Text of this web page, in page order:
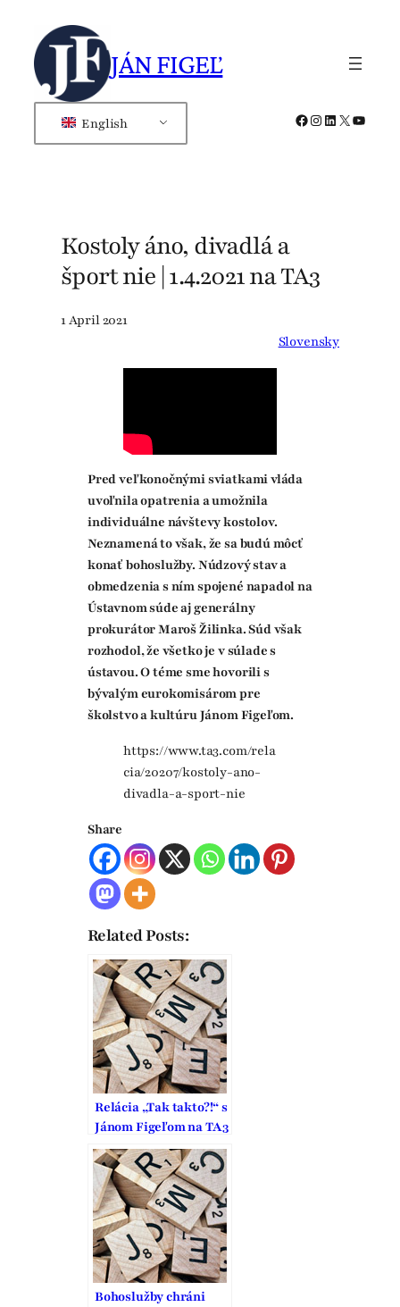
content
JÁN FIGEĽ
English Facebook
Instagram
LinkedIn
X
Kostoly áno, divadlá a
šport nie | 1.4.2021 na TA3
1 April 2021
Slovensky
Pred veľkonočnými sviatkami vláda
uvoľnila opatrenia a umožnila
individuálne návštevy kostolov.
Neznamená to však, že sa budú môcť
konať bohoslužby. Núdzový stav a
obmedzenia s ním spojené napadol na
Ústavnom súde aj generálny
prokurátor Maroš Žilinka. Súd však
rozhodol, že všetko je v súlade s
ústavou. O téme sme hovorili s
bývalým eurokomisárom pre
školstvo a kultúru Jánom Figeľom.
https://www.ta3.com/rela
cia/20207/kostoly-ano-
divadla-a-sport-nie
Share
Related Posts:
Relácia „Tak takto?!“ s
Jánom Figeľom na TA3
Bohoslužby chráni